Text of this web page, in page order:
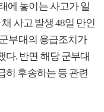
에 놓이는 사고가 일
사고 발생 48일 만인
부대의 응급조치가
다. 반면 해당 군부대
히 후송하는 등 관련